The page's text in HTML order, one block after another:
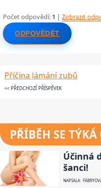
Počet odpovědí: 1 |Zobrazit
ODPOVĚDĚT
Příčina lámání zubů
<< PŘEDCHOZÍ PŘÍSPĚVEK
PŘÍBĚH SE
Účinná
šanci!
NAPSALA: